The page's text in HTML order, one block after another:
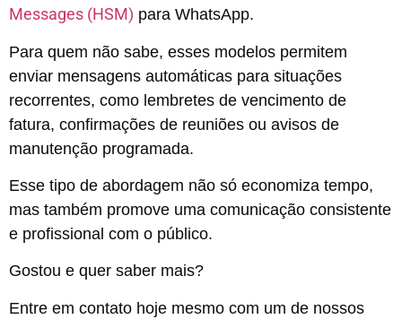
Messages (HSM) para WhatsApp.
Para quem não sabe, esses modelos permitem
enviar mensagens automáticas para situações
recorrentes, como lembretes de vencimento de
fatura, confirmações de reuniões ou avisos de
manutenção programada.
Esse tipo de abordagem não só economiza tempo,
mas também promove uma comunicação consistente
e profissional com o público.
Gostou e quer saber mais?
Entre em contato hoje mesmo com um de nossos